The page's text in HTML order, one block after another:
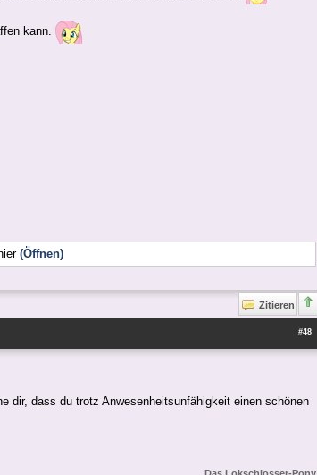
kann.
(Öffnen)
Zitieren
#48
dir, dass du trotz Anwesenheitsunfähigkeit einen schönen